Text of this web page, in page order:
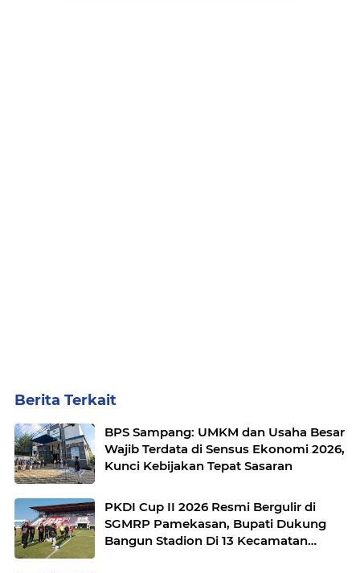
Berita Terkait
BPS Sampang: UMKM dan Usaha Besar
Wajib Terdata di Sensus Ekonomi 2026,
Kunci Kebijakan Tepat Sasaran
PKDI Cup II 2026 Resmi Bergulir di
SGMRP Pamekasan, Bupati Dukung
Bangun Stadion Di 13 Kecamatan